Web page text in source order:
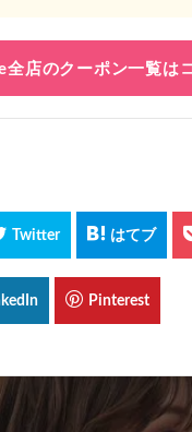
全店のクーポン一覧は